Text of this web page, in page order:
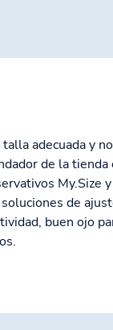
adecuada y
de la
My.Size
de
buen ojo